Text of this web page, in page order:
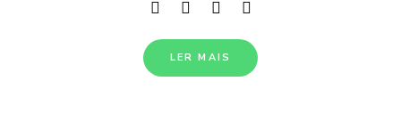
LER MAIS